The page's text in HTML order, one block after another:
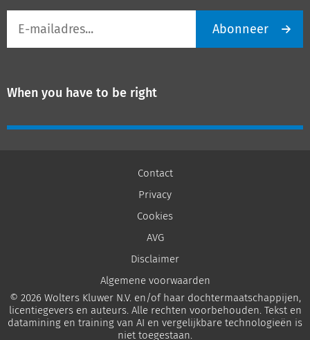
mailadres
Abonneer
When you have to be right
Contact
Privacy
Cookies
AVG
Disclaimer
Algemene voorwaarden
© 2026 Wolters Kluwer N.V. en/of haar dochtermaatschappijen,
licentiegevers en auteurs. Alle rechten voorbehouden. Tekst en
datamining en training van AI en vergelijkbare technologieën is
niet toegestaan.